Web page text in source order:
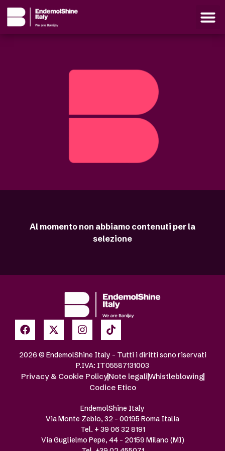
Al momento non abbiamo contenuti per la
selezione
2026 © EndemolShine Italy – Tutti i diritti sono riservati
P.IVA: IT05587131003
Privacy & Cookie PolicyNote legaliWhistleblowing
Codice Etico
EndemolShine Italy
Via Monte Zebio, 32 – 00195 Roma Italia
Tel. + 39 06 32 8191
Via Guglielmo Pepe, 44 – 20159 Milano (MI)